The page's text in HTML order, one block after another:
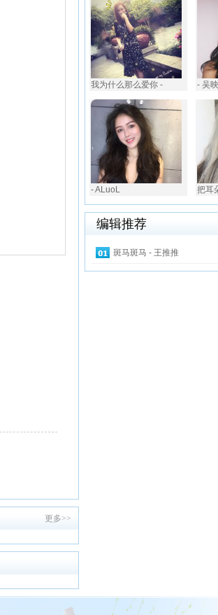
更多>>
我为什么那么爱你 - - 吴
- ALuoL 把耳
编辑推荐
斑马斑马 - 王推推